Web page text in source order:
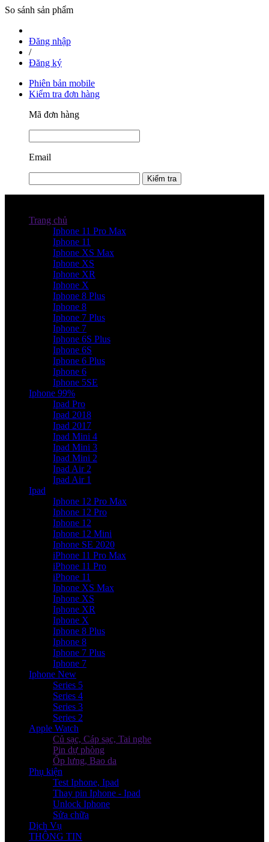
So sánh sản phẩm
Đăng nhập
/
Đăng ký
Phiên bản mobile
Kiểm tra đơn hàng
Mã đơn hàng
Email
Kiểm tra
Trang chủ
Iphone 11 Pro Max
Iphone 11
Iphone XS Max
Iphone XS
Iphone XR
Iphone X
Iphone 8 Plus
Iphone 8
Iphone 7 Plus
Iphone 7
Iphone 6S Plus
Iphone 6S
Iphone 6 Plus
Iphone 6
Iphone 5SE
Iphone 99%
Ipad Pro
Ipad 2018
Ipad 2017
Ipad Mini 4
Ipad Mini 3
Ipad Mini 2
Ipad Air 2
Ipad Air 1
Ipad
Iphone 12 Pro Max
Iphone 12 Pro
Iphone 12
Iphone 12 Mini
Iphone SE 2020
iPhone 11 Pro Max
iPhone 11 Pro
iPhone 11
Iphone XS Max
Iphone XS
Iphone XR
Iphone X
Iphone 8 Plus
Iphone 8
Iphone 7 Plus
Iphone 7
Iphone New
Series 5
Series 4
Series 3
Series 2
Apple Watch
Củ sạc, Cáp sạc, Tai nghe
Pin dự phòng
Ốp lưng, Bao da
Phụ kiện
Test Iphone, Ipad
Thay pin Iphone - Ipad
Unlock Iphone
Sửa chữa
Dịch Vụ
THÔNG TIN